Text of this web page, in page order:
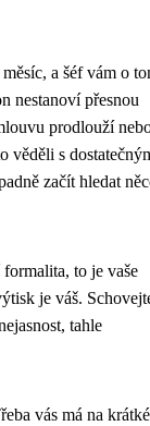
a šéf vám o
nestanoví přesnou
prodlouží
věděli s
začít hledat
to je vaše
je váš.
tahle
vás má na krátké